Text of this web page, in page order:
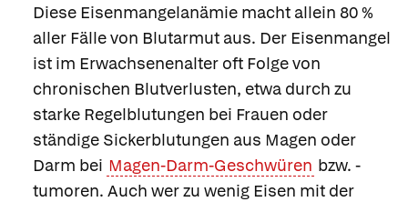
Diese Eisenmangelanämie macht allein 80 %
aller Fälle von Blutarmut aus. Der Eisenmangel
ist im Erwachsenenalter oft Folge von
chronischen Blutverlusten, etwa durch zu
starke Regelblutungen bei Frauen oder
ständige Sickerblutungen aus Magen oder
Darm bei Magen-Darm-Geschwüren bzw. -
tumoren. Auch wer zu wenig Eisen mit der